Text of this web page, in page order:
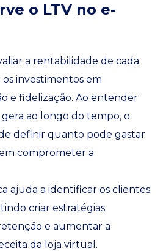
o LTV no e-
a rentabilidade de cada
investimentos em
e fidelização. Ao entender
ao longo do tempo, o
definir quanto pode gastar
comprometer a
ajuda a identificar os clientes
criar estratégias
e aumentar a
da loja virtual.